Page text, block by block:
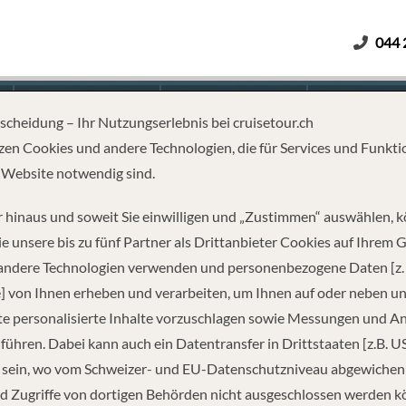
044
MACHU PICCHU AND
REISEINFORMATIONEN
– Ihr Nutzungserlebnis bei cruisetour.ch
Cookies und andere Technologien, die für Services und
notwendig sind.
hinaus und soweit Sie einwilligen und „Zustimmen“ auswählen,
unsere bis zu fünf Partner als Drittanbieter Cookies auf Ihrem
Technologien verwenden und personenbezogene Daten [z.
von Ihnen erheben und verarbeiten, um Ihnen auf oder neben
personalisierte Inhalte vorzuschlagen sowie Messungen und
Dabei kann auch ein Datentransfer in Drittstaaten [z.B.
wo vom Schweizer- und EU-Datenschutzniveau
Zugriffe von dortigen Behörden nicht ausgeschlossen werden